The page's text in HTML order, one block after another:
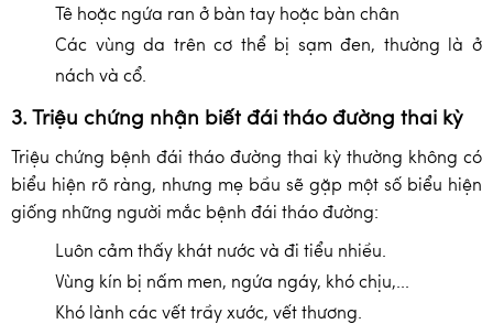
Tê hoặc ngứa ran ở bàn tay hoặc bàn chân
Các vùng da trên cơ thể bị sạm đen, thường là ở
nách và cổ.
3. Triệu chứng nhận biết đái tháo đường thai kỳ
Triệu chứng bệnh đái tháo đường thai kỳ thường không có
biểu hiện rõ ràng, nhưng mẹ bầu sẽ gặp một số biểu hiện
giống những người mắc bệnh đái tháo đường:
Luôn cảm thấy khát nước và đi tiểu nhiều.
Vùng kín bị nấm men, ngứa ngáy, khó chịu,...
Khó lành các vết trầy xước, vết thương.